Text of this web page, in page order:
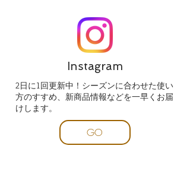
Instagram
2日に1回更新中！シーズンに合わせた使い
方のすすめ、新商品情報などを一早くお届
けします。
GO